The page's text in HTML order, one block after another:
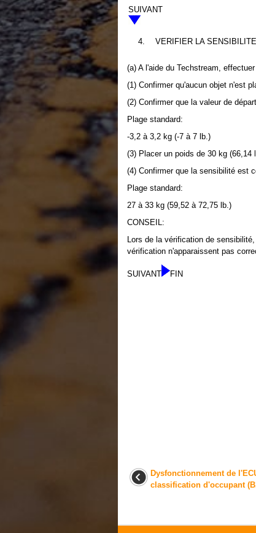
SUIVANT
4. VERIFIER LA SENSIBILITE
(a) A l'aide du Techstream,
(1) Confirmer qu'aucun objet n'est
(2) Confirmer que la valeur de
Plage standard:
-3,2 à 3,2 kg (-7 à 7 lb.)
(3) Placer un poids de 30 kg
(4) Confirmer que la sensibilité est
Plage standard:
27 à 33 kg (59,52 à 72,75 lb.)
CONSEIL:
Lors de la vérification de
vérification n'apparaissent pas
SUIVANT FIN
Dysfonctionnement de
classification d'occupant